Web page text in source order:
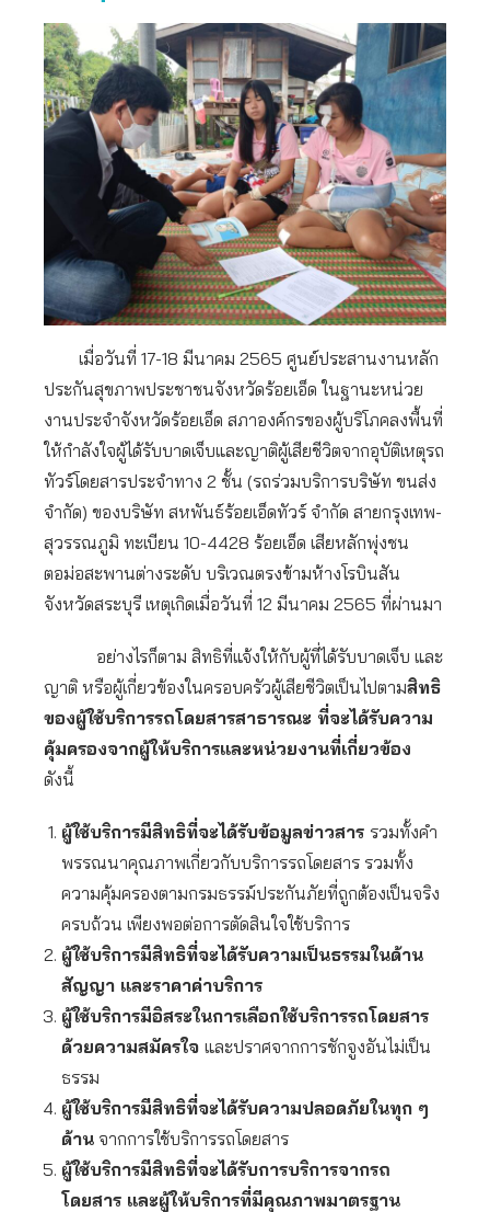
เมื่อวันที่ 17-18 มีนาคม 2565 ศูนย์ประสานงานหลัก
ประกันสุขภาพประชาชนจังหวัดร้อยเอ็ด ในฐานะหน่วย
งานประจำจังหวัดร้อยเอ็ด สภาองค์กรของผู้บริโภคลงพื้นที่
ให้กำลังใจผู้ได้รับบาดเจ็บและญาติผู้เสียชีวิตจากอุบัติเหตุรถ
ทัวร์โดยสารประจำทาง 2 ชั้น (รถร่วมบริการบริษัท ขนส่ง
จำกัด) ของบริษัท สหพันธ์ร้อยเอ็ดทัวร์ จำกัด สายกรุงเทพ-
สุวรรณภูมิ ทะเบียน 10-4428 ร้อยเอ็ด เสียหลักพุ่งชน
ตอม่อสะพานต่างระดับ บริเวณตรงข้ามห้างโรบินสัน
จังหวัดสระบุรี เหตุเกิดเมื่อวันที่ 12 มีนาคม 2565 ที่ผ่านมา
อย่างไรก็ตาม สิทธิที่แจ้งให้กับผู้ที่ได้รับบาดเจ็บ และ
ญาติ หรือผู้เกี่ยวข้องในครอบครัวผู้เสียชีวิตเป็นไปตามสิทธิ
ของผู้ใช้บริการรถโดยสารสาธารณะ ที่จะได้รับความ
คุ้มครองจากผู้ให้บริการและหน่วยงานที่เกี่ยวข้อง
ดังนี้
ผู้ใช้บริการมีสิทธิที่จะได้รับข้อมูลข่าวสาร รวมทั้งคำ
พรรณนาคุณภาพเกี่ยวกับบริการรถโดยสาร รวมทั้ง
ความคุ้มครองตามกรมธรรม์ประกันภัยที่ถูกต้องเป็นจริง
ครบถ้วน เพียงพอต่อการตัดสินใจใช้บริการ
ผู้ใช้บริการมีสิทธิที่จะได้รับความเป็นธรรมในด้าน
สัญญา และราคาค่าบริการ
ผู้ใช้บริการมีอิสระในการเลือกใช้บริการรถโดยสาร
ด้วยความสมัครใจ และปราศจากการชักจูงอันไม่เป็น
ธรรม
ผู้ใช้บริการมีสิทธิที่จะได้รับความปลอดภัยในทุก ๆ
ด้าน จากการใช้บริการรถโดยสาร
ผู้ใช้บริการมีสิทธิที่จะได้รับการบริการจากรถ
โดยสาร และผู้ให้บริการที่มีคุณภาพมาตรฐาน